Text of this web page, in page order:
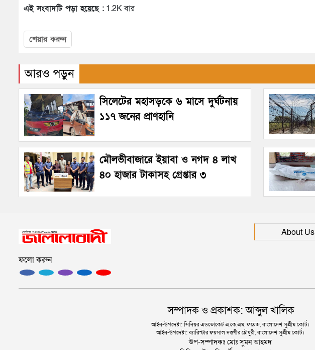
এই সংবাদটি পড়া হয়েছে : 1.2K বার
শেয়ার করুন
আরও পড়ুন
সিলেটের মহাসড়কে ৬ মাসে দুর্ঘটনায়
১১৭ জনের প্রাণহানি
মৌলভীবাজারে ইয়াবা ও নগদ ৪ লাখ
৪০ হাজার টাকাসহ গ্রেপ্তার ৩
ফলো করুন
About Us
সম্পাদক ও প্রকাশক: আব্দুল খালিক
আইন-উপদেষ্টা: সিনিয়র এডভোকেট এ.কে.এম. ফয়েজ, বাংলাদেশ সুপ্রীম কোর্ট।
আইন-উপদেষ্টা: ব্যারিস্টার ফয়সাল দস্তগীর চৌধুরী, বাংলাদেশ সুপ্রীম কোর্ট।
উপ-সম্পাদকঃ মোঃ সুমন আহমদ